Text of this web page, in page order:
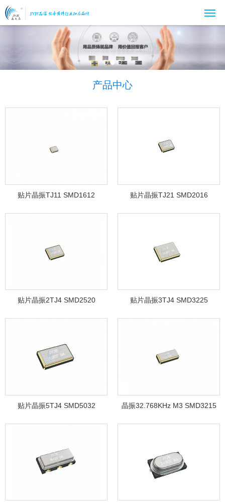
产品中心
贴片晶振TJ11 SMD1612 贴片晶振TJ21 SMD2016
贴片晶振2TJ4 SMD2520 贴片晶振3TJ4 SMD3225
贴片晶振5TJ4 SMD5032 晶振32.768KHz M3 SMD3215